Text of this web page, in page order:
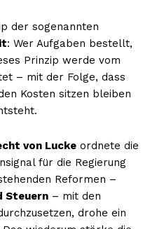
der sogenannten
: Wer Aufgaben bestellt,
Prinzip werde vom
– mit der Folge, dass
Kosten sitzen bleiben
von Lucke ordnete die
für die Regierung
Reformen –
Steuern – mit den
drohe ein